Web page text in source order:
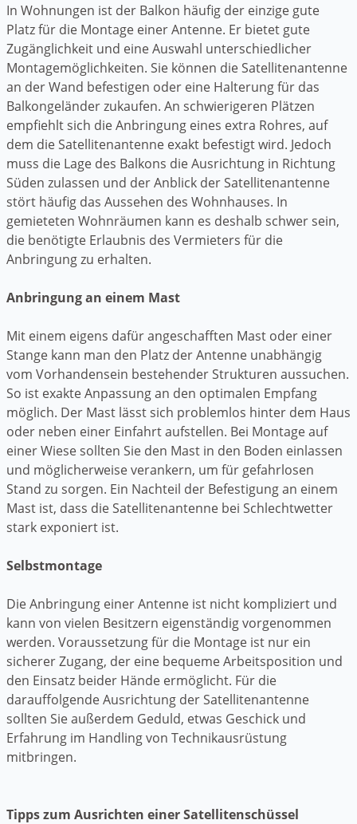
In Wohnungen ist der Balkon häufig der einzige gute
Platz für die Montage einer Antenne. Er bietet gute
Zugänglichkeit und eine Auswahl unterschiedlicher
Montagemöglichkeiten. Sie können die Satellitenantenne
an der Wand befestigen oder eine Halterung für das
Balkongeländer zukaufen. An schwierigeren Plätzen
empfiehlt sich die Anbringung eines extra Rohres, auf
dem die Satellitenantenne exakt befestigt wird. Jedoch
muss die Lage des Balkons die Ausrichtung in Richtung
Süden zulassen und der Anblick der Satellitenantenne
stört häufig das Aussehen des Wohnhauses. In
gemieteten Wohnräumen kann es deshalb schwer sein,
die benötigte Erlaubnis des Vermieters für die
Anbringung zu erhalten.
Anbringung an einem Mast
Mit einem eigens dafür angeschafften Mast oder einer
Stange kann man den Platz der Antenne unabhängig
vom Vorhandensein bestehender Strukturen aussuchen.
So ist exakte Anpassung an den optimalen Empfang
möglich. Der Mast lässt sich problemlos hinter dem Haus
oder neben einer Einfahrt aufstellen. Bei Montage auf
einer Wiese sollten Sie den Mast in den Boden einlassen
und möglicherweise verankern, um für gefahrlosen
Stand zu sorgen. Ein Nachteil der Befestigung an einem
Mast ist, dass die Satellitenantenne bei Schlechtwetter
stark exponiert ist.
Selbstmontage
Die Anbringung einer Antenne ist nicht kompliziert und
kann von vielen Besitzern eigenständig vorgenommen
werden. Voraussetzung für die Montage ist nur ein
sicherer Zugang, der eine bequeme Arbeitsposition und
den Einsatz beider Hände ermöglicht. Für die
darauffolgende Ausrichtung der Satellitenantenne
sollten Sie außerdem Geduld, etwas Geschick und
Erfahrung im Handling von Technikausrüstung
mitbringen.
Tipps zum Ausrichten einer Satellitenschüssel